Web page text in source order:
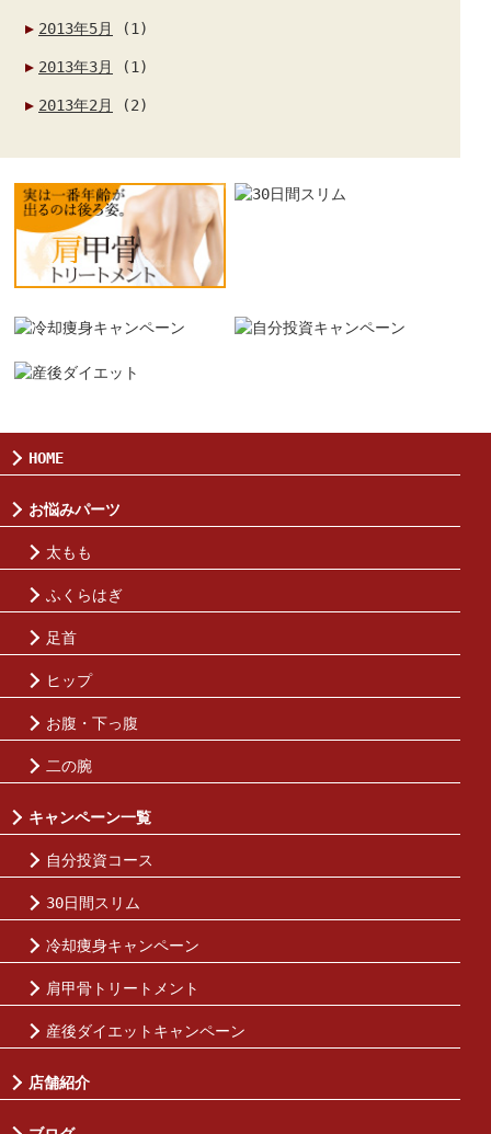
2013年5月 (1)
2013年3月 (1)
2013年2月 (2)
HOME
お悩みパーツ
太もも
ふくらはぎ
足首
ヒップ
お腹・下っ腹
二の腕
キャンペーン一覧
自分投資コース
30日間スリム
冷却痩身キャンペーン
肩甲骨トリートメント
産後ダイエットキャンペーン
店舗紹介